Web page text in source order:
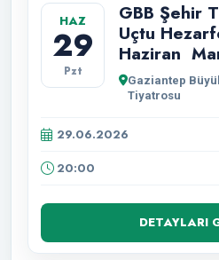
HAZ
29
Pzt
GBB Şehir
Uçtu
Haziran
Müdürlüğü
Sahnesinde.
Gaziantep
Tiyatrosu
29.06.2026
20:00
DETAYLARI